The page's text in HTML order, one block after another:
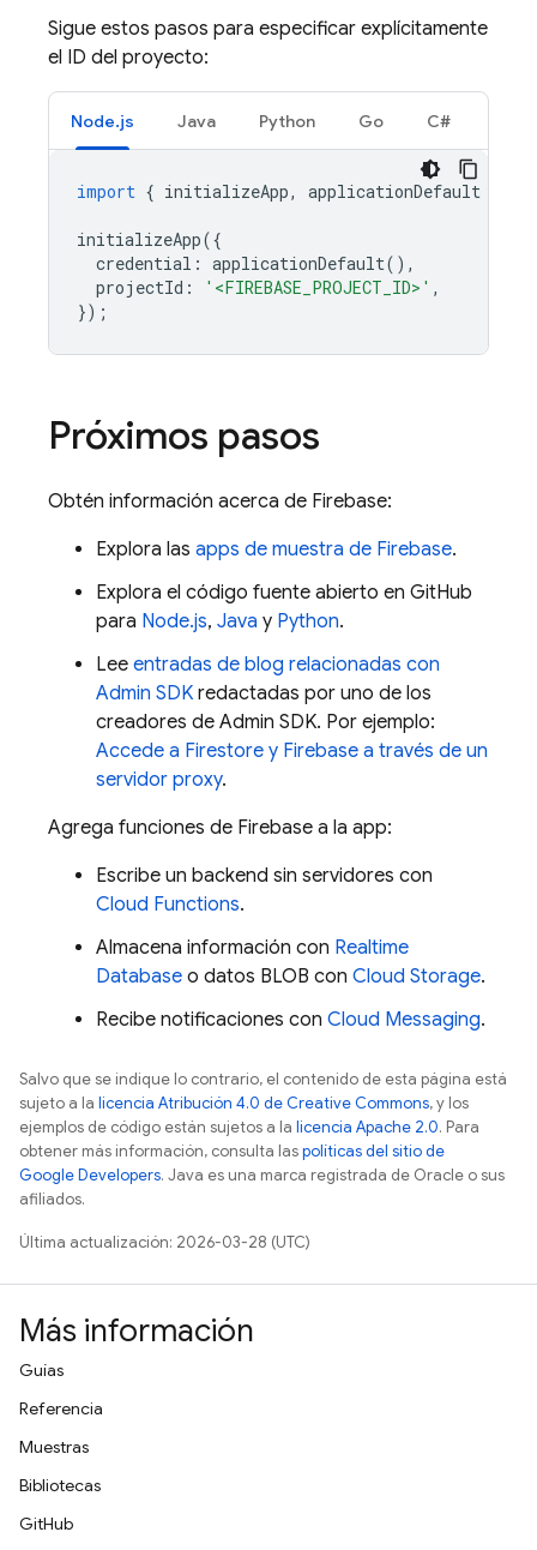
Sigue estos pasos para especificar explícitamente
el ID del proyecto:
Node.js Java Python Go C#
import { initializeApp, applicationDefault
initializeApp({
credential : applicationDefault(),
projectId : '<FIREBASE_PROJECT_ID>' ,
});
Próximos pasos
Obtén información acerca de Firebase:
Explora las apps de muestra de Firebase.
Explora el código fuente abierto en GitHub
para Node.js, Java y Python.
Lee entradas de blog relacionadas con
Admin SDK redactadas por uno de los
creadores de Admin SDK. Por ejemplo:
Accede a Firestore y Firebase a través de un
servidor proxy.
Agrega funciones de Firebase a la app:
Escribe un backend sin servidores con
Cloud Functions.
Almacena información con Realtime
Database o datos BLOB con Cloud Storage.
Recibe notificaciones con Cloud Messaging.
Salvo que se indique lo contrario, el contenido de esta página está
sujeto a la licencia Atribución 4.0 de Creative Commons, y los
ejemplos de código están sujetos a la licencia Apache 2.0. Para
obtener más información, consulta laspolíticas del sitio de
Google Developers. Java es una marca registrada de Oracle o sus
afiliados.
Última actualización: 2026-03-28 (UTC)
Más información
Guías
Referencia
Muestras
Bibliotecas
GitHub